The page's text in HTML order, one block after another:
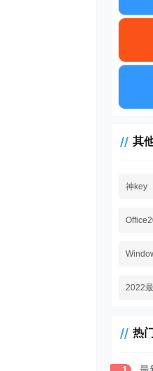
其
神key
2022
热